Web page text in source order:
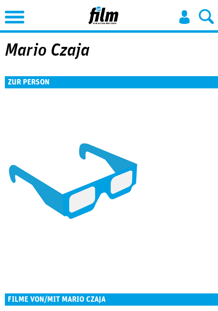
Jump to Navigation
Mario Czaja
ZUR PERSON
FILME VON/MIT MARIO CZAJA